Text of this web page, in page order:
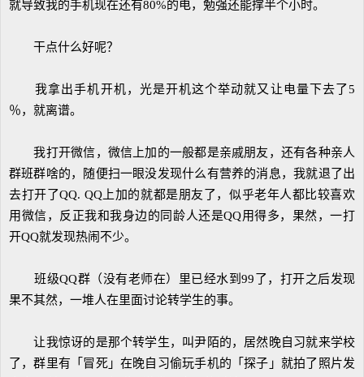
就导致我的手机现在还有80%的电，勉强还能撑半个小时。
干点什么好呢？
我拿出手机开机，光是开机这个举动就又让电量下去了5
％，就离谱。
我打开微信，微信上加的一般都是亲戚朋友，还有各种亲人
群班群啥的，随便扫一眼没发现什么有营养的消息，我就退了出
去打开了QQ. QQ上加的就都是朋友了，似乎老年人都比较喜欢
用微信，反正我和我身边的同龄人还是QQ用得多，果然，一打
开QQ就发现热闹不少。
班级QQ群（没有老师在）里已经水到99了，打开之后发现
果不其然，一堆人在里面讨论转学生的事。
让我惊讶的是那个转学生，叫尹陌的，居然晚自习就来学校
了，群里有「冒死」在晚自习偷玩手机的「探子」就拍了照片发